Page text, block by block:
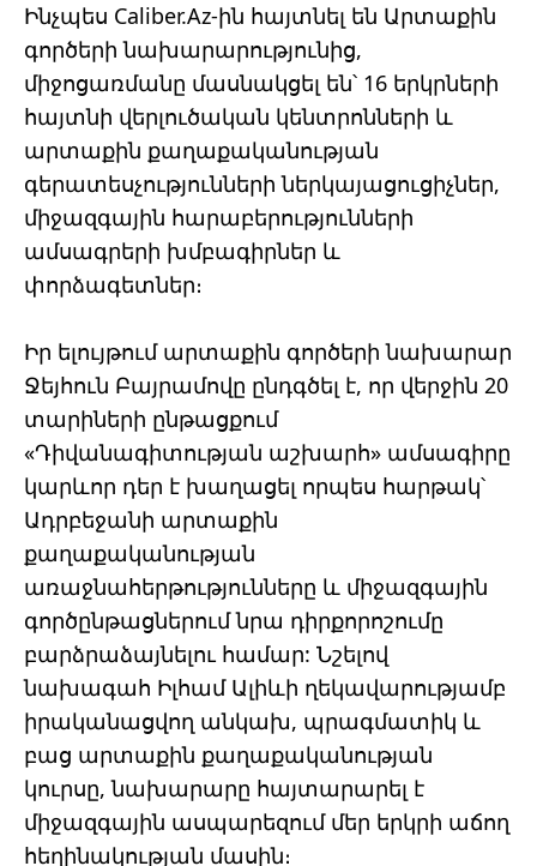
Ինչպես Caliber.Az-ին հայտնել են Արտաքին
գործերի նախարարությունից,
միջոցառմանը մասնակցել են՝ 16 երկրների
հայտնի վերլուծական կենտրոնների և
արտաքին քաղաքականության
գերատեսչությունների ներկայացուցիչներ,
միջազգային հարաբերությունների
ամսագրերի խմբագիրներ և
փորձագետներ։
Իր ելույթում արտաքին գործերի նախարար
Ջեյհուն Բայրամովը ընդգծել է, որ վերջին 20
տարիների ընթացքում
«Դիվանագիտության աշխարհ» ամսագիրը
կարևոր դեր է խաղացել որպես հարթակ՝
Ադրբեջանի արտաքին
քաղաքականության
առաջնահերթությունները և միջազգային
գործընթացներում նրա դիրքորոշումը
բարձրաձայնելու համար: Նշելով
նախագահ Իլհամ Ալիևի ղեկավարությամբ
իրականացվող անկախ, պրագմատիկ և
բաց արտաքին քաղաքականության
կուրսը, նախարարը հայտարարել է
միջազգային ասպարեզում մեր երկրի աճող
հեղինակության մասին։